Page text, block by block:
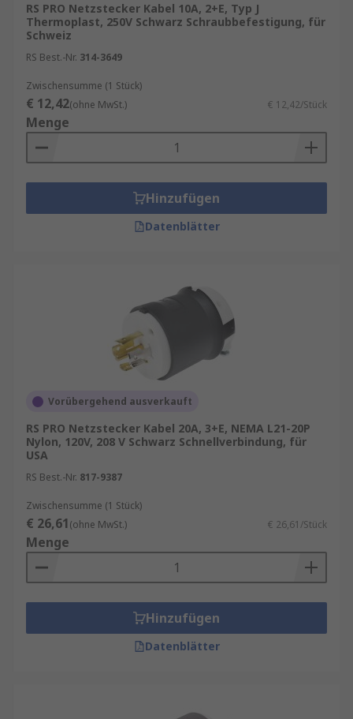
RS PRO Netzstecker Kabel 10A, 2+E, Typ J
Thermoplast, 250V Schwarz Schraubbefestigung, für
Schweiz
RS Best.-Nr. 314-3649
Zwischensumme (1 Stück)
€ 12,42(ohne MwSt.) € 12,42/Stück
Menge
Hinzufügen
Datenblätter
Vorübergehend ausverkauft
RS PRO Netzstecker Kabel 20A, 3+E, NEMA L21-20P
Nylon, 120V, 208 V Schwarz Schnellverbindung, für
USA
RS Best.-Nr. 817-9387
Zwischensumme (1 Stück)
€ 26,61(ohne MwSt.) € 26,61/Stück
Menge
Hinzufügen
Datenblätter